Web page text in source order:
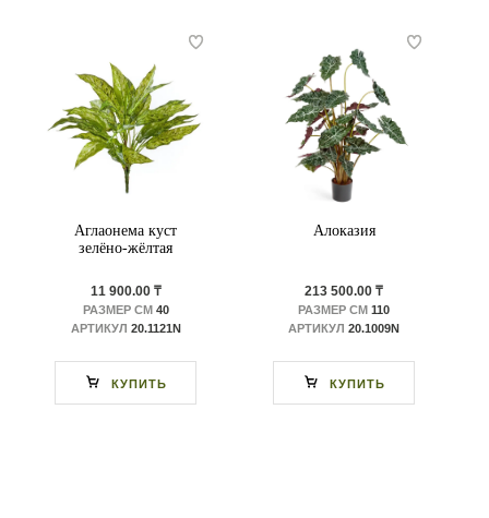
Аглаонема куст
зелёно-жёлтая
11 900.00 ₸
РАЗМЕР СМ40
АРТИКУЛ 20.1121N
КУПИТЬ
Алоказия
213 500.00 ₸
РАЗМЕР СМ 110
АРТИКУЛ 20.1009N
КУПИТЬ